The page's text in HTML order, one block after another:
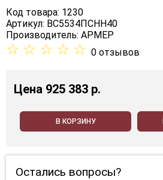
Код товара: 1230
Артикул: ВС5534ПСНН40
Производитель: АРМЕР
☆ ☆ ☆ ☆ ☆ 0 отзывов
Цена 925 383 p.
В КОРЗИНУ
Остались вопросы?